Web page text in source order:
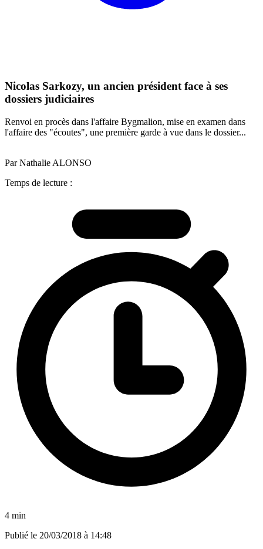
Nicolas Sarkozy, un ancien président face à ses
dossiers judiciaires
Renvoi en procès dans l'affaire Bygmalion, mise en examen dans
l'affaire des "écoutes", une première garde à vue dans le dossier...
Par Nathalie ALONSO
Temps de lecture :
4 min
Publié le 20/03/2018 à 14:48